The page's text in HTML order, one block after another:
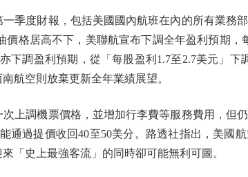
度財報，包括美國國內航班在內的所有業務
價格居高不下，美聯航宣布下調全年盈利預期，
下調盈利預期，從「每股盈利1.7至2.7美元」下
航空則放棄更新全年業績展望。
調機票價格，並增加行李費等服務費用，但
通過提價收回40至50美分。路透社指出，美國
「史上最強客流」的同時卻可能無利可圖。